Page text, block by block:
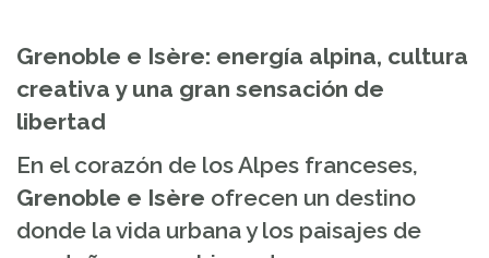
Grenoble e Isère: energía alpina, cultura
creativa y una gran sensación de
libertad
En el corazón de los Alpes franceses,
Grenoble e Isère ofrecen un destino
donde la vida urbana y los paisajes de